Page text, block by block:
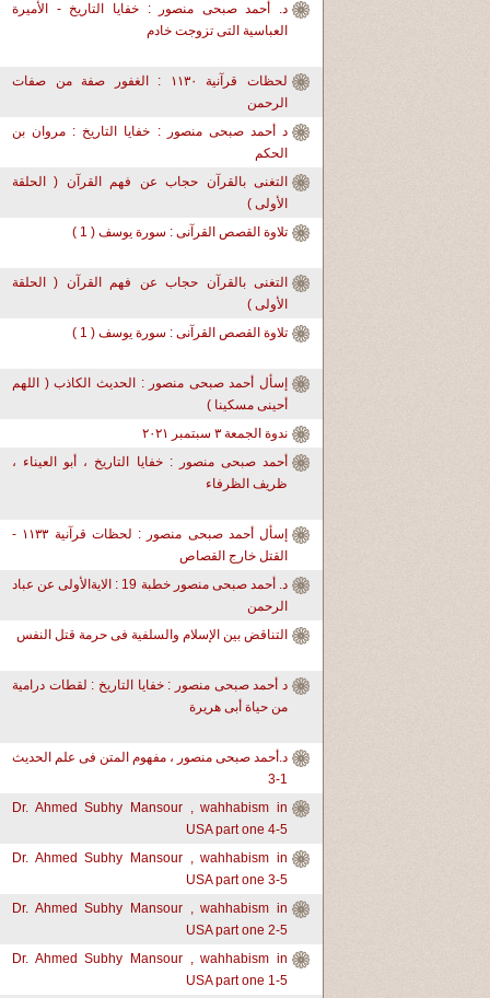
د. أحمد صبحى منصور : خفايا التاريخ - الأميرة
العباسية التى تزوجت خادم
لحظات قرآنية ١١٣٠ : الغفور صفة من صفات
الرحمن
د أحمد صبحى منصور : خفايا التاريخ : مروان بن
الحكم
التغنى بالقرآن حجاب عن فهم القرآن ( الحلقة
الأولى )
تلاوة القصص القرآنى : سورة يوسف ( 1 )
التغنى بالقرآن حجاب عن فهم القرآن ( الحلقة
الأولى )
تلاوة القصص القرآنى : سورة يوسف ( 1 )
إسأل أحمد صبحى منصور : الحديث الكاذب ( اللهم
أحينى مسكينا )
ندوة الجمعة ٣ سبتمبر ٢٠٢١
أحمد صبحى منصور : خفايا التاريخ ، أبو العيناء ،
ظريف الظرفاء
إسأل أحمد صبحى منصور : لحظات قرآنية ١١٣٣ -
القتل خارج القصاص
د. أحمد صبحى منصور خطبة 19 : الايةالأولى عن عباد
الرحمن
التناقض بين الإسلام والسلفية فى حرمة قتل النفس
د أحمد صبحى منصور : خفايا التاريخ : لقطات درامية
من حياة أبى هريرة
د.أحمد صبحى منصور ، مفهوم المتن فى علم الحديث
1-3
Dr. Ahmed Subhy Mansour , wahhabism in
USA part one 4-5
Dr. Ahmed Subhy Mansour , wahhabism in
USA part one 3-5
Dr. Ahmed Subhy Mansour , wahhabism in
USA part one 2-5
Dr. Ahmed Subhy Mansour , wahhabism in
USA part one 1-5